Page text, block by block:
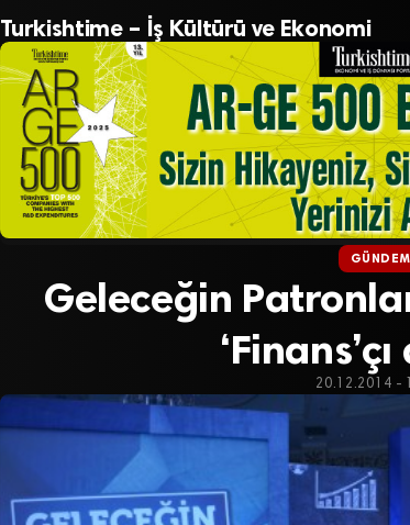
Turkishtime – İş Kültürü ve Ekonomi
GÜNDEM
Geleceğin
20.12.2014 -